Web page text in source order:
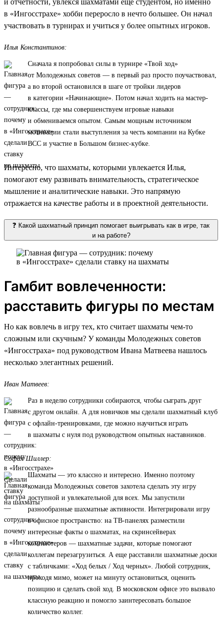
в «Ингосстрахе» хобби переросло в нечто большее. Он начал
участвовать в турнирах и учиться у более опытных игроков.
Илья Константинов:
Сначала я попробовал силы в турнире «Твой ход»
от Молодежных советов — в первый раз просто поучаствовал,
а во второй остановился в шаге от тройки лидеров
в категории «Начинающие». Потом начал ходить на мастер-
классы, где мы совершенствуем игровые навыки
и обмениваемся опытом. Самым мощным источником
мотивации стали выступления за честь компании на Кубке
ВСС и участие в Большом бизнес-кубке.
Интересно, что шахматы, которыми увлекается Илья,
помогают ему развивать внимательность, стратегическое
мышление и аналитические навыки. Это напрямую
отражается на качестве работы и в проектной деятельности.
❓ Какой шахматный принцип помогает выигрывать как в игре, так
и на работе?
Гамбит вовлеченности:
расставить фигуры по местам
Но как вовлечь в игру тех, кто считает шахматы чем-то
сложным или скучным? У команды Молодежных советов
«Ингосстраха» под руководством Ивана Матвеева нашлось
несколько элегантных решений.
Иван Матвеев:
Раз в неделю сотрудники собираются, чтобы сыграть друг
с другом онлайн. А для новичков мы сделали шахматный клуб
с офлайн-тренировками, где можно научиться играть
в шахматы с нуля под руководством опытных наставников.
София Шиллер:
Шахматы — это классно и интересно. Именно поэтому
команда Молодежных советов захотела сделать эту игру
доступной и увлекательной для всех. Мы запустили
разнообразные шахматные активности. Интегрировали игру
в офисное пространство: на ТВ-панелях разместили
интересные факты о шахматах, на скринсейверах
компьютеров — шахматные задачи, которые помогают
коллегам перезагрузиться. А еще расставили шахматные доски
с табличками: «Ход белых / Ход черных». Любой сотрудник,
проходя мимо, может на минуту остановиться, оценить
позицию и сделать свой ход. В московском офисе это вызвало
классную реакцию и помогло заинтересовать большое
количество коллег.